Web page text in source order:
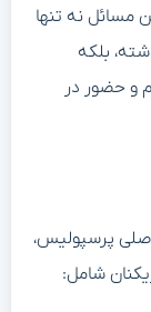
مسائل نه تنها
بلکه
و حضور در
پرسپولیس،
شامل: